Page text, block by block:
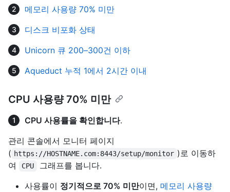
메모리 사용량 70% 미만
디스크 비포화 상태
Unicorn 큐 200–300건 이하
Aqueduct 누적 1에서 2시간 이내
CPU 사용량 70% 미만
CPU 사용률을 확인합니다.
관리 콘솔에서 모니터 페이지
( https://HOSTNAME.com:8443/setup/monitor )로 이동하
여
CPU
그래프를 봅니다.
사용률이 정기적으로 70% 미만이면, 메모리 사용량